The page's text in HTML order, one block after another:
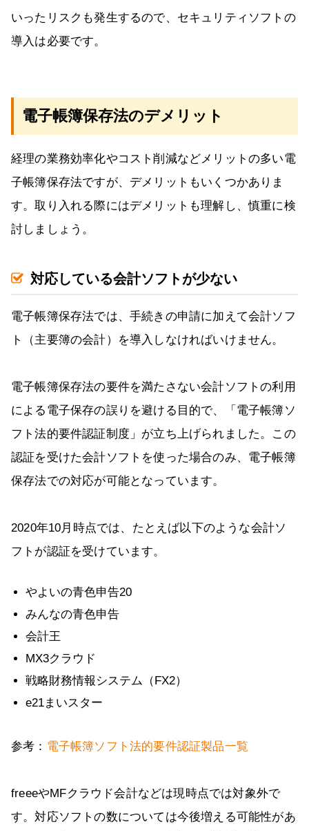
いったリスクも発生するので、セキュリティソフトの
導入は必要です。
電子帳簿保存法のデメリット
経理の業務効率化やコスト削減などメリットの多い電
子帳簿保存法ですが、デメリットもいくつかありま
す。取り入れる際にはデメリットも理解し、慎重に検
討しましょう。
対応している会計ソフトが少ない
電子帳簿保存法では、手続きの申請に加えて会計ソフ
ト（主要簿の会計）を導入しなければいけません。
電子帳簿保存法の要件を満たさない会計ソフトの利用
による電子保存の誤りを避ける目的で、「電子帳簿ソ
フト法的要件認証制度」が立ち上げられました。この
認証を受けた会計ソフトを使った場合のみ、電子帳簿
保存法での対応が可能となっています。
2020年10月時点では、たとえば以下のような会計ソ
フトが認証を受けています。
やよいの青色申告20
みんなの青色申告
会計王
MX3クラウド
戦略財務情報システム（FX2）
e21まいスター
参考： 電子帳簿ソフト法的要件認証製品一覧
freeeやMFクラウド会計などは現時点では対象外で
す。対応ソフトの数については今後増える可能性があ